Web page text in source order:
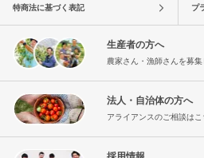
特商法に基づく表記 プ
生産者の方へ
農家さん・漁師さんを募
法人・自治体の方へ
アライアンスのご相談はこ